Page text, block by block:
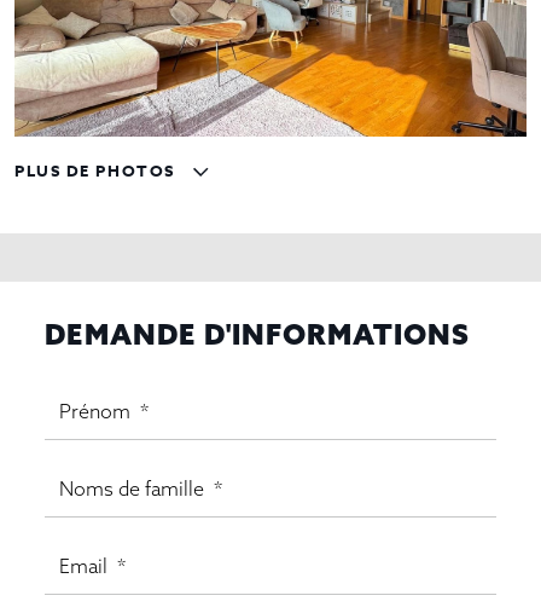
PLUS DE PHOTOS
DEMANDE D'INFORMATIONS